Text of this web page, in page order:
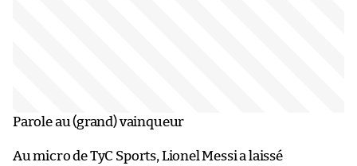
Parole au (grand) vainqueur
Au micro de TyC Sports, Lionel Messi a laissé